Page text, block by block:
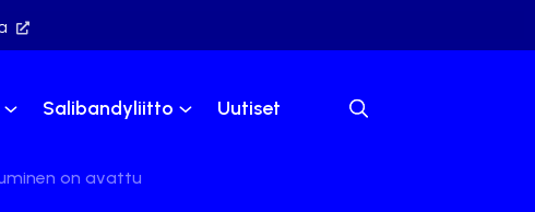
Salibandyliitto Uutiset
on avattu